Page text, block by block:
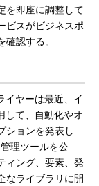
を即座に調整して
ビスがビジネスポ
認する。
ヤーは最近、イ
して、自動化やオ
ションを発表し
理ツールを公
ィング、要素、発
なライブラリに開